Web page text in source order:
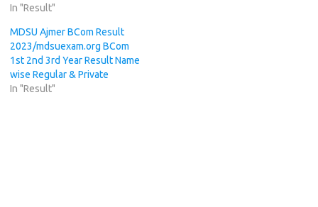
In "Result"
MDSU Ajmer BCom Result
2023/mdsuexam.org BCom
1st 2nd 3rd Year Result Name
wise Regular & Private
In "Result"